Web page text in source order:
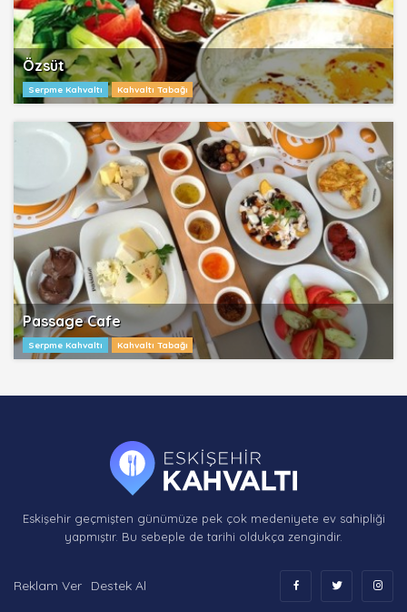
Özsüt
Serpme Kahvaltı Kahvaltı Tabağı
Passage Cafe
Serpme Kahvaltı Kahvaltı Tabağı
Eskişehir geçmişten günümüze pek çok medeniyete ev sahipliği
yapmıştır. Bu sebeple de tarihi oldukça zengindir.
Reklam Ver Destek Al